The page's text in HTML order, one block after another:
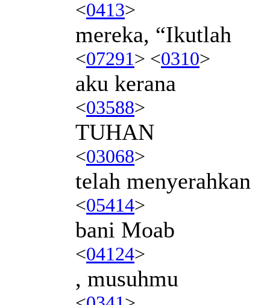
<0413>
mereka, “Ikutlah
<07291> <0310>
aku kerana
<03588>
TUHAN
<03068>
telah menyerahkan
<05414>
bani Moab
<04124>
, musuhmu